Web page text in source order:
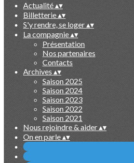
Actualité▴▾
Billetterie▴▾
S'y rendre, se loger▴▾
La compagnie▴▾
Présentation
Nos partenaires
Contacts
Archives ▴▾
Saison 2025
Saison 2024
Saison 2023
Saison 2022
Saison 2021
Nous rejoindre & aider▴▾
On en parle▴▾